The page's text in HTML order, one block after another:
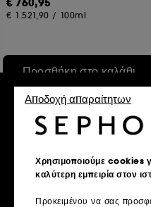
€ 760,95
€ 1.521,90 / 100ml
Προσθήκη στο καλάθι
Χρησιμοποιούμε cookies
καλύτερη εμπειρία στον
Προκειμένου να σας
Αποδοχή απαραίτητων